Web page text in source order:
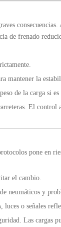
de frenado
mantener la
de la carga si
El control
pone en
el cambio.
neumáticos y
luces o señales
Las cargas